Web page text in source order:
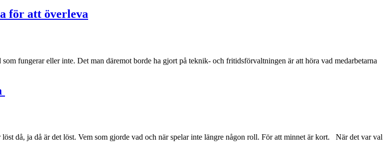
för att överleva
fungerar eller inte. Det man däremot borde ha gjort på teknik- och fritidsförvaltningen är att höra vad medarbetarna
då, ja då är det löst. Vem som gjorde vad och när spelar inte längre någon roll. För att minnet är kort. När det var val